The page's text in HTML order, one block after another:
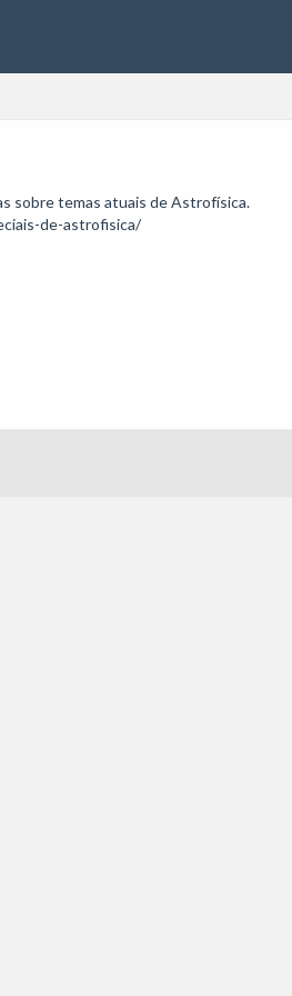
sobre temas atuais de Astrofísica.